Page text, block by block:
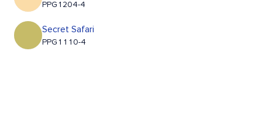
PPG1204-4
Secret Safari
PPG1110-4